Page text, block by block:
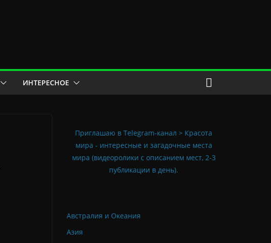
ИНТЕРЕСНОЕ
Приглашаю в Telegram-канал > Красота
мира - интересные и загадочные места
мира (видеоролики с описанием мест, 2-3
публикации в день).
Австралия и Океания
Азия